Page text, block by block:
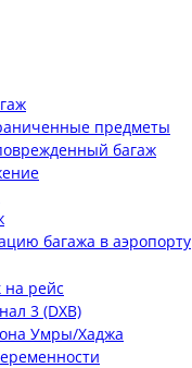
предметы
багаж
багажа в аэропорту
на рейс
3 (DXB)
Умры/Хаджа